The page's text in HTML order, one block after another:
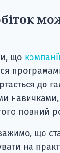
що компанії
до
повний
що
на